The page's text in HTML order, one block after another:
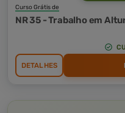
Curso Grátis de
NR 35 - Trabalho em
DETALHES